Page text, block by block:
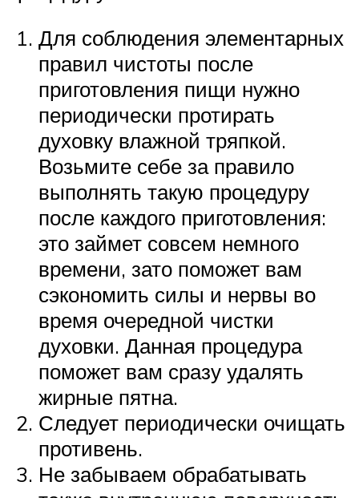
Для соблюдения элементарных
правил чистоты после
приготовления пищи нужно
периодически протирать
духовку влажной тряпкой.
Возьмите себе за правило
выполнять такую процедуру
после каждого приготовления:
это займет совсем немного
времени, зато поможет вам
сэкономить силы и нервы во
время очередной чистки
духовки. Данная процедура
поможет вам сразу удалять
жирные пятна.
Следует периодически очищать
противень.
Не забываем обрабатывать